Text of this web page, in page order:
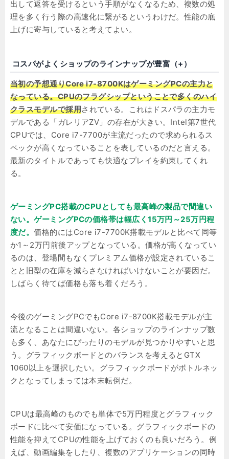
出して返答を受けるという手順がなくなるため、複数の処
理を多く行う際の高速化に繋がるというわけだ。性能の底
上げに寄与していると考えてよい。
コスパがよくショップのラインナップが豊富（+）
当初の予想通りCore i7-8700KはゲーミングPCの主力と
なっている。CPUのフラグシップということで多くのハイ
クラスモデルで採用されている。これはドスパラの主力モ
デルである「ガレリアZV」の存在が大きい。Intel第7世代
CPUでは、Core i7-7700が主流だったので求められるス
ペックが高くなっていることを表しているのだと言える。
最新のタイトルであっても快適なプレイを約束してくれ
る。
ゲーミングPC搭載のCPUとしても最高峰の製品で間違い
ない。ゲーミングPCの価格帯は幅広く15万円～25万円程
度だ。価格的にはCore i7-7700K搭載モデルと比べて同等
か1～2万円前後アップとなっている。価格が高くなってい
るのは、登場間もなくプレミアム価格が設定されているこ
とと旧型の在庫を減らさなければいけないことが要因だ。
しばらく待てば価格も落ち着くだろう。
今後のゲーミングPCでもCore i7-8700K搭載モデルが主
流となることは間違いない。各ショップのラインナップ数
も多く、あなたにぴったりのモデルが見つかりやすいと思
う。グラフィックボードとのバランスを考えるとGTX
1060以上を選択したい。グラフィックボードがボトルネッ
クとなってしまっては本末転倒だ。
CPUは最高峰のものでも単体で5万円程度とグラフィック
ボードに比べて安価になっている。グラフィックボードの
性能を抑えてCPUの性能を上げておくのも良いだろう。例
えば、動画編集をしたり、複数のアプリケーションの同時